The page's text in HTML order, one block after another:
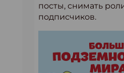
посты, снимать
подписчиков.